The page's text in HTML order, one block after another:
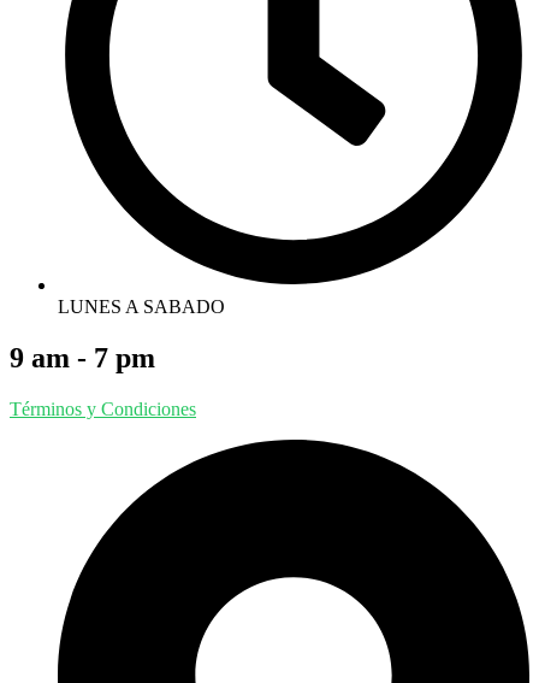
LUNES A SABADO
9 am - 7 pm
Términos y Condiciones